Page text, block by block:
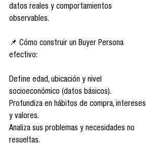
datos reales y comportamientos
observables.
📌 Cómo construir un Buyer Persona
efectivo:
Define edad, ubicación y nivel
socioeconómico (datos básicos).
Profundiza en hábitos de compra, intereses
y valores.
Analiza sus problemas y necesidades no
resueltas.